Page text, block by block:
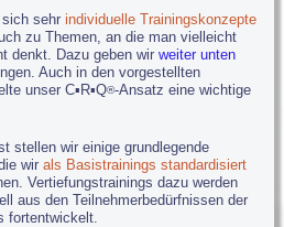
sich sehrindividuelle Trainingskonzepte
zu Themen, an die man vielleicht
denkt. Dazu geben wirweiter unten
Auch in den vorgestellten
unser C▪R▪Q®-Ansatz eine wichtige
stellen wir einige grundlegende
wirals Basistrainings standardisiert
Vertiefungstrainings dazu werden
aus den Teilnehmerbedürfnissen der
fortentwickelt.